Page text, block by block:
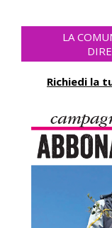
LA
Richiedi la